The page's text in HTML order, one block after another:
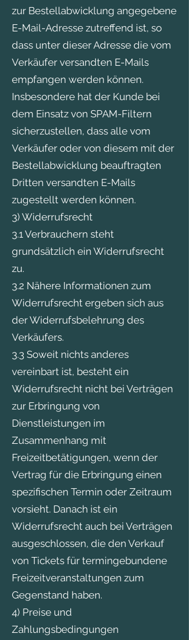
zur Bestellabwicklung angegebene
E-Mail-Adresse zutreffend ist, so
dass unter dieser Adresse die vom
Verkäufer versandten E-Mails
empfangen werden können.
Insbesondere hat der Kunde bei
dem Einsatz von SPAM-Filtern
sicherzustellen, dass alle vom
Verkäufer oder von diesem mit der
Bestellabwicklung beauftragten
Dritten versandten E-Mails
zugestellt werden können.
3) Widerrufsrecht
3.1 Verbrauchern steht
grundsätzlich ein Widerrufsrecht
zu.
3.2 Nähere Informationen zum
Widerrufsrecht ergeben sich aus
der Widerrufsbelehrung des
Verkäufers.
3.3 Soweit nichts anderes
vereinbart ist, besteht ein
Widerrufsrecht nicht bei Verträgen
zur Erbringung von
Dienstleistungen im
Zusammenhang mit
Freizeitbetätigungen, wenn der
Vertrag für die Erbringung einen
spezifischen Termin oder Zeitraum
vorsieht. Danach ist ein
Widerrufsrecht auch bei Verträgen
ausgeschlossen, die den Verkauf
von Tickets für termingebundene
Freizeitveranstaltungen zum
Gegenstand haben.
4) Preise und
Zahlungsbedingungen